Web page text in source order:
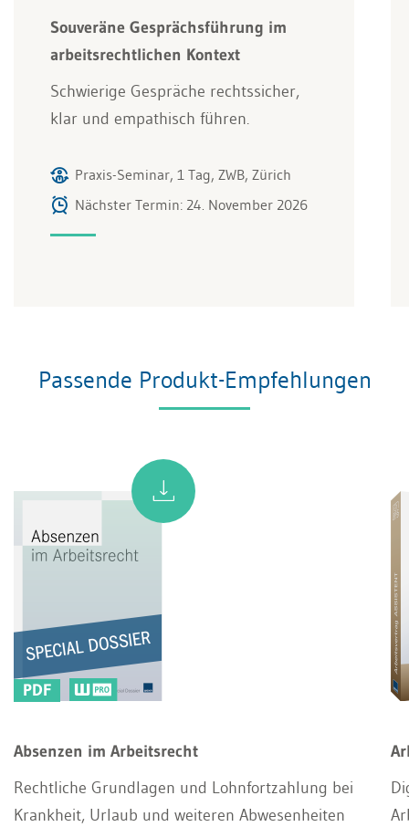
Souveräne Gesprächsführung im
arbeitsrechtlichen Kontext
Schwierige Gespräche rechtssicher,
klar und empathisch führen.
Praxis-Seminar, 1 Tag, ZWB, Zürich
Nächster Termin: 24. November 2026
Passende Produkt-Empfehlungen
PDF
Absenzen im Arbeitsrecht
Rechtliche Grundlagen und Lohnfortzahlung bei
Krankheit, Urlaub und weiteren Abwesenheiten